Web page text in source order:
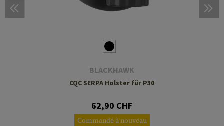
BLACKHAWK
CQC SERPA Holster für P30
62,90 CHF
Commandé à nouveau